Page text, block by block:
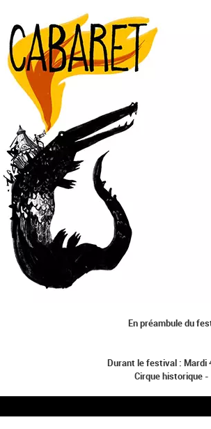
En préambule du
Durant le festival : Mardi
Cirque historique